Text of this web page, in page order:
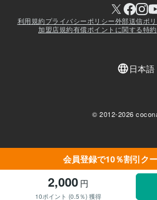
会員登録で10％割引ク
2,000 円
10ポイント (0.5％) 獲得